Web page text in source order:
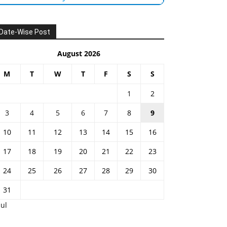
Wise Post
August 2026
M T W T F S S
1
2
3
4 5 6 7 8
9
10
11 12 13 14 15
16
17
18 19 20 21 22
23
24
25 26 27 28 29
30
31